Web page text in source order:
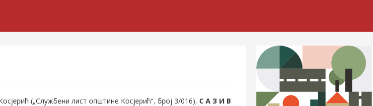
(„Службени лист општине Косјерић“, број 3/016), С А З И В